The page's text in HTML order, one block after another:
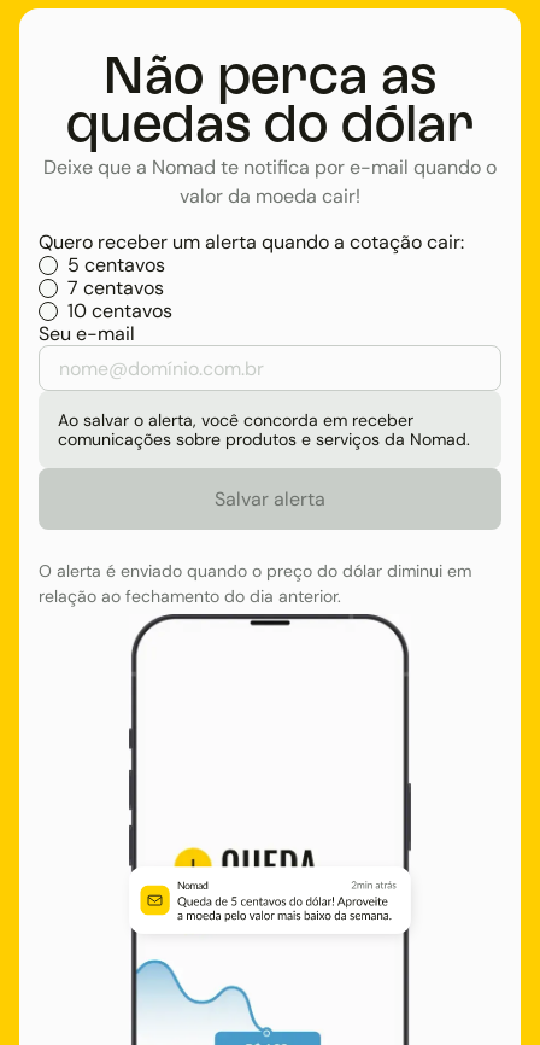
Não perca as
quedas do dólar
Deixe que a Nomad te notifica por e-mail quando o
valor da moeda cair!
Quero receber um alerta quando a cotação cair:
5 centavos
7 centavos
10 centavos
Seu e-mail
Ao salvar o alerta, você concorda em receber
comunicações sobre produtos e serviços da Nomad.
O alerta é enviado quando o preço do dólar diminui em
relação ao fechamento do dia anterior.